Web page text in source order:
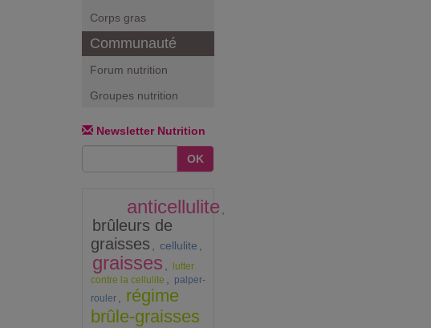
Corps gras
Communauté
Forum nutrition
Groupes nutrition
Newsletter Nutrition
OK
anticellulite ,
brûleurs de
graisses , cellulite ,
graisses ,
lutter
contre la cellulite , palper-
rouler , régime
brûle-graisses